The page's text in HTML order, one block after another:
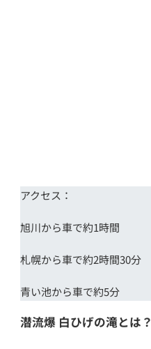
アクセス：
旭川から車で約1時間
札幌から車で約2時間30分
青い池から車で約5分
潜流爆 白ひげの滝とは？